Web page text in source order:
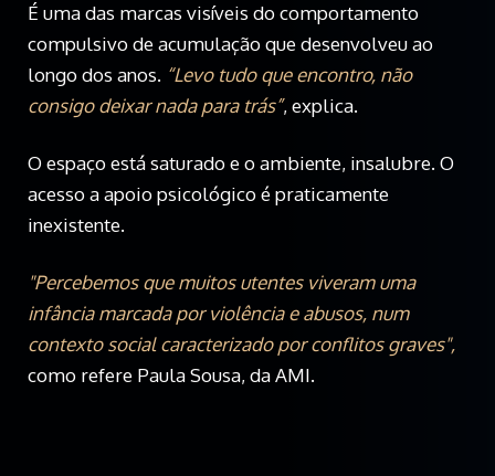
É uma das marcas visíveis do comportamento
compulsivo de acumulação que desenvolveu ao
longo dos anos. “Levo tudo que encontro, não
consigo deixar nada para trás”, explica.
O espaço está saturado e o ambiente, insalubre. O
acesso a apoio psicológico é praticamente
inexistente.
"Percebemos que muitos utentes viveram uma
infância marcada por violência e abusos, num
contexto social caracterizado por conflitos graves",
como refere Paula Sousa, da AMI.